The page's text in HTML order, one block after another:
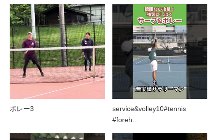
ボレー3
service&volley10#tennis
#foreh…